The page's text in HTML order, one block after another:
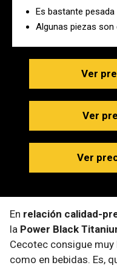
Es bastante pesada
Algunas piezas son
Ver
Ver
Ver
En relación calidad-
la Power Black
Cecotec consigue
como en bebidas. Es,